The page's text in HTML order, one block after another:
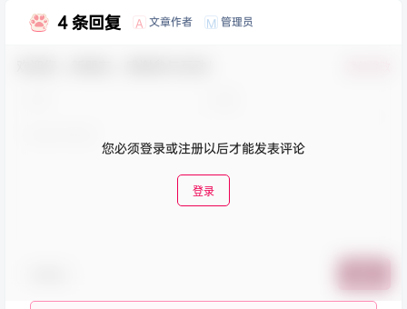
4 条回复 A 文章作者 M 管理员
您必须登录或注册以后才能发表评论
登录